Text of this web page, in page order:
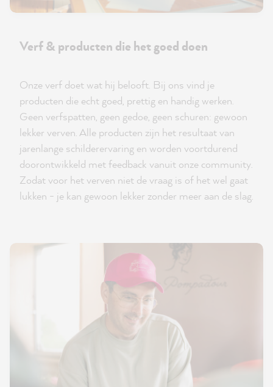
Verf & producten die het goed doen
Onze verf doet wat hij belooft. Bij ons vind je
producten die echt goed, prettig en handig werken.
Geen verfspatten, geen gedoe, geen schuren: gewoon
lekker verven. Alle producten zijn het resultaat van
jarenlange schilderervaring en worden voortdurend
doorontwikkeld met feedback vanuit onze community.
Zodat voor het verven niet de vraag is of het wel gaat
lukken - je kan gewoon lekker zonder meer aan de slag.